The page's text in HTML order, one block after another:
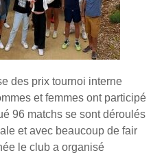
des prix tournoi interne
et femmes ont participé
96 matchs se sont déroulés
et avec beaucoup de fair
le club a organisé